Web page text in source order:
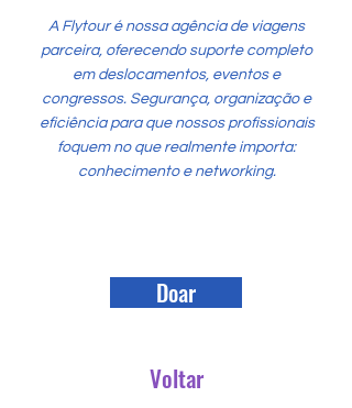
A Flytour é nossa agência de viagens
parceira, oferecendo suporte completo
em deslocamentos, eventos e
congressos. Segurança, organização e
eficiência para que nossos profissionais
foquem no que realmente importa:
conhecimento e networking.
Doar
Voltar